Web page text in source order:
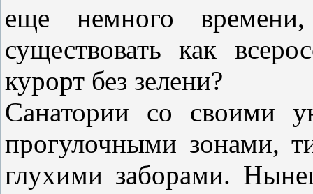
еще немного
существовать как
курорт без зелени?
Санатории со своими
прогулочными зонами,
глухими заборами.